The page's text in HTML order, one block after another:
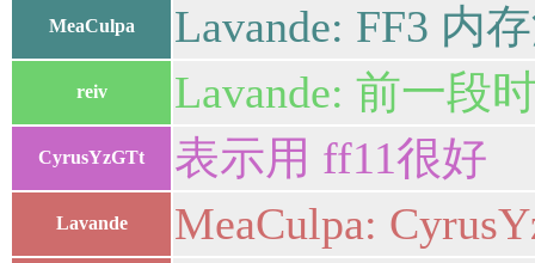
MeaCulpa Lavande: FF3 内
reiv Lavande: 前一段
CyrusYzGTt 表示用 ff11很好
Lavande MeaCulpa: